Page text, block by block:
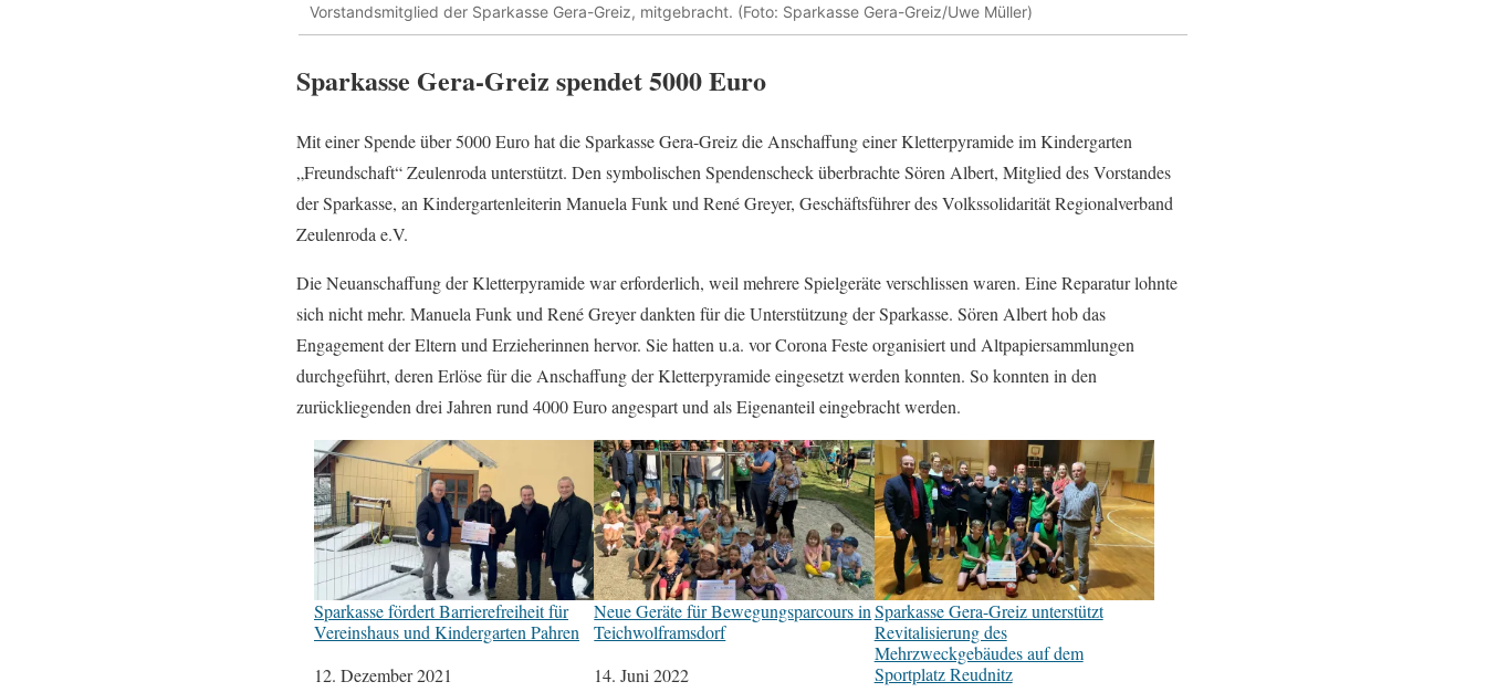
Vorstandsmitglied der Sparkasse Gera-Greiz, mitgebracht. (Foto: Sparkasse Gera-Greiz/Uwe Müller)
Sparkasse Gera-Greiz spendet 5000 Euro
Mit einer Spende über 5000 Euro hat die Sparkasse Gera-Greiz die Anschaffung einer Kletterpyramide im Kindergarten
„Freundschaft“ Zeulenroda unterstützt. Den symbolischen Spendenscheck überbrachte Sören Albert, Mitglied des Vorstandes
der Sparkasse, an Kindergartenleiterin Manuela Funk und René Greyer, Geschäftsführer des Volkssolidarität Regionalverband
Zeulenroda e.V.
Die Neuanschaffung der Kletterpyramide war erforderlich, weil mehrere Spielgeräte verschlissen waren. Eine Reparatur lohnte
sich nicht mehr. Manuela Funk und René Greyer dankten für die Unterstützung der Sparkasse. Sören Albert hob das
Engagement der Eltern und Erzieherinnen hervor. Sie hatten u.a. vor Corona Feste organisiert und Altpapiersammlungen
durchgeführt, deren Erlöse für die Anschaffung der Kletterpyramide eingesetzt werden konnten. So konnten in den
zurückliegenden drei Jahren rund 4000 Euro angespart und als Eigenanteil eingebracht werden.
Sparkasse fördert Barrierefreiheit für
Vereinshaus und Kindergarten Pahren
Datum
12. Dezember 2021
Neue Geräte für Bewegungsparcours in
Teichwolframsdorf
Datum
14. Juni 2022
Sparkasse Gera-Greiz unterstützt
Revitalisierung des
Mehrzweckgebäudes auf dem
Sportplatz Reudnitz